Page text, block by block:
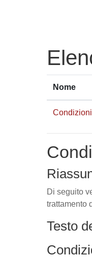
Nome
Di seguito
trattamento
Testo